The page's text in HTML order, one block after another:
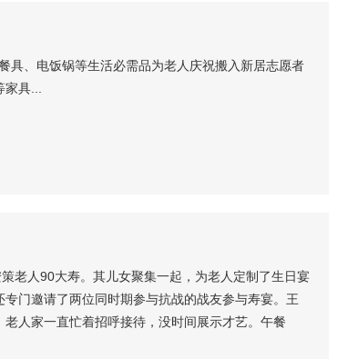
具、电饭锅等生活必需品为老人庆祝搬入新居志愿者
具...
老人90大寿。其儿女聚集一起，为老人定制了生日宴
门邀请了两位同时期参与抗战的战友参与寿宴。王
人家一直忙着招呼接待，没时间展示才艺。午餐